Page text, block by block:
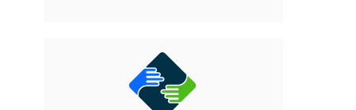
自閉癥，又稱孤獨癥或孤獨性障礙等，是
廣泛性發(fā)育障礙的代表性疾病?！禗
SM-IV-TR》將PDD分為5種：孤獨性障